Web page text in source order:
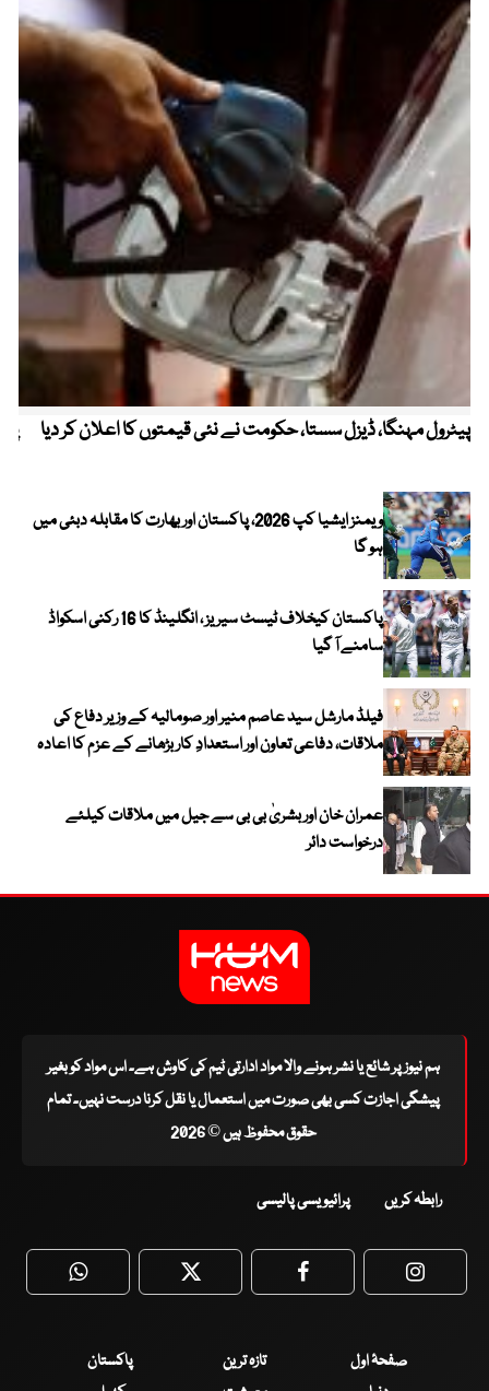
پیٹرول مہنگا، ڈیزل سستا، حکومت نے نئی قیمتوں کا اعلان کر دیا
ویمنز ایشیا کپ 2026، پاکستان اور بھارت کا مقابلہ دبئی میں
ہو گا
پاکستان کیخلاف ٹیسٹ سیریز ، انگلینڈ کا 16 رکنی اسکواڈ
سامنے آ گیا
فیلڈ مارشل سید عاصم منیر اور صومالیہ کے وزیر دفاع کی
ملاقات، دفاعی تعاون اور استعدادِ کار بڑھانے کے عزم کا اعادہ
عمران خان اور بشریٰ بی بی سے جیل میں ملاقات کیلئے
درخواست دائر
ہم نیوز پر شائع یا نشر ہونے والا مواد ادارتی ٹیم کی کاوش ہے۔ اس مواد کو بغیر
پیشگی اجازت کسی بھی صورت میں استعمال یا نقل کرنا درست نہیں۔ تمام
حقوق محفوظ ہیں © 2026
رابطہ کریں پرائیویسی پالیسی
WhatsApp Twitter Facebook
صفحۂ اول تازہ ترین
پاکستان